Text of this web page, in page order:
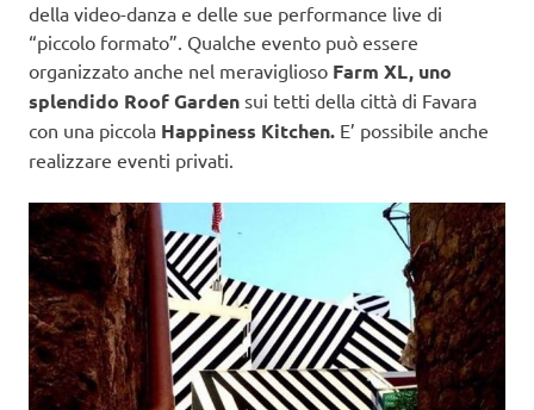
della video-danza e delle sue performance live di
“piccolo formato”. Qualche evento può essere
organizzato anche nel meraviglioso Farm XL, uno
splendido Roof Garden sui tetti della città di Favara
con una piccola Happiness Kitchen. E’ possibile anche
realizzare eventi privati.